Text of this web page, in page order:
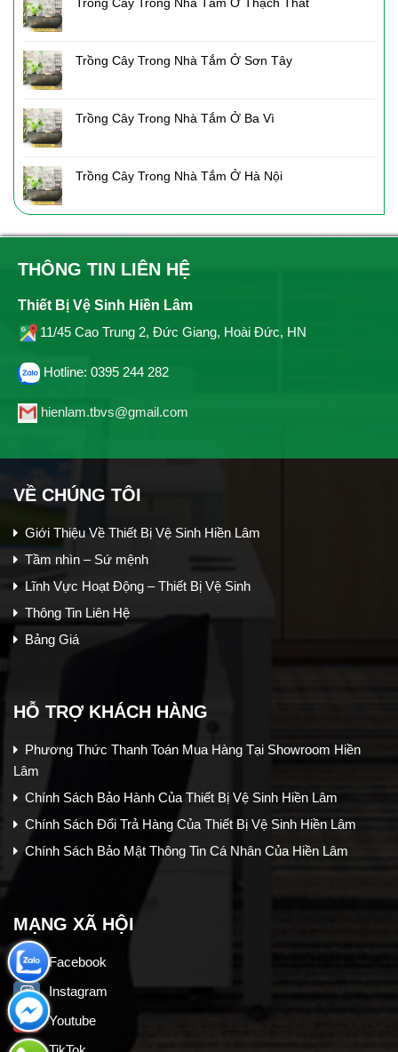
Trồng Cây Trong Nhà Tắm Ở Thạch Thất
Trồng Cây Trong Nhà Tắm Ở Sơn Tây
Trồng Cây Trong Nhà Tắm Ở Ba Vì
Trồng Cây Trong Nhà Tắm Ở Hà Nội
THÔNG TIN LIÊN HỆ
Thiết Bị Vệ Sinh Hiền Lâm
11/45 Cao Trung 2, Đức Giang, Hoài Đức, HN
Hotline: 0395 244 282
hienlam.tbvs@gmail.com
VỀ CHÚNG TÔI
Giới Thiệu Về Thiết Bị Vệ Sinh Hiền Lâm
Tầm nhìn – Sứ mệnh
Lĩnh Vực Hoạt Động – Thiết Bị Vệ Sinh
Thông Tin Liên Hệ
Bảng Giá
HỖ TRỢ KHÁCH HÀNG
Phương Thức Thanh Toán Mua Hàng Tại Showroom Hiền
Lâm
Chính Sách Bảo Hành Của Thiết Bị Vệ Sinh Hiền Lâm
Chính Sách Đổi Trả Hàng Của Thiết Bị Vệ Sinh Hiền Lâm
Chính Sách Bảo Mật Thông Tin Cá Nhân Của Hiền Lâm
MẠNG XÃ HỘI
Facebook
Instagram
Youtube